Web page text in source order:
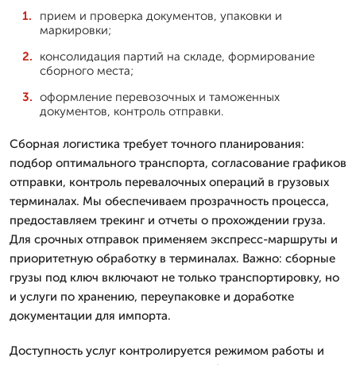
прием и проверка документов, упаковки и
маркировки;
консолидация партий на складе, формирование
сборного места;
оформление перевозочных и таможенных
документов, контроль отправки.
Сборная логистика требует точного планирования:
подбор оптимального транспорта, согласование графиков
отправки, контроль перевалочных операций в грузовых
терминалах. Мы обеспечиваем прозрачность процесса,
предоставляем трекинг и отчеты о прохождении груза.
Для срочных отправок применяем экспресс-маршруты и
приоритетную обработку в терминалах. Важно: сборные
грузы под ключ включают не только транспортировку, но
и услуги по хранению, переупаковке и доработке
документации для импорта.
Доступность услуг контролируется режимом работы и